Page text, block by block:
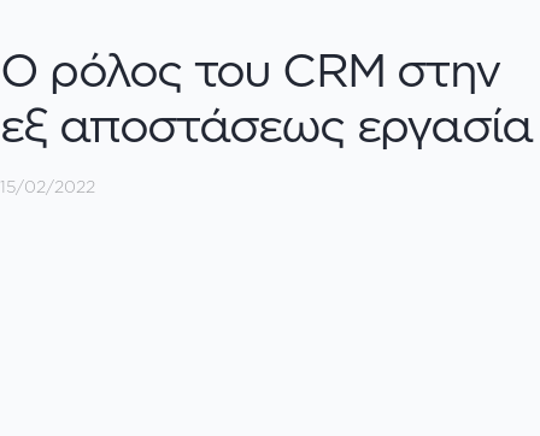
Ο ρόλος του CRM στην
εξ αποστάσεως εργασία
15/02/2022